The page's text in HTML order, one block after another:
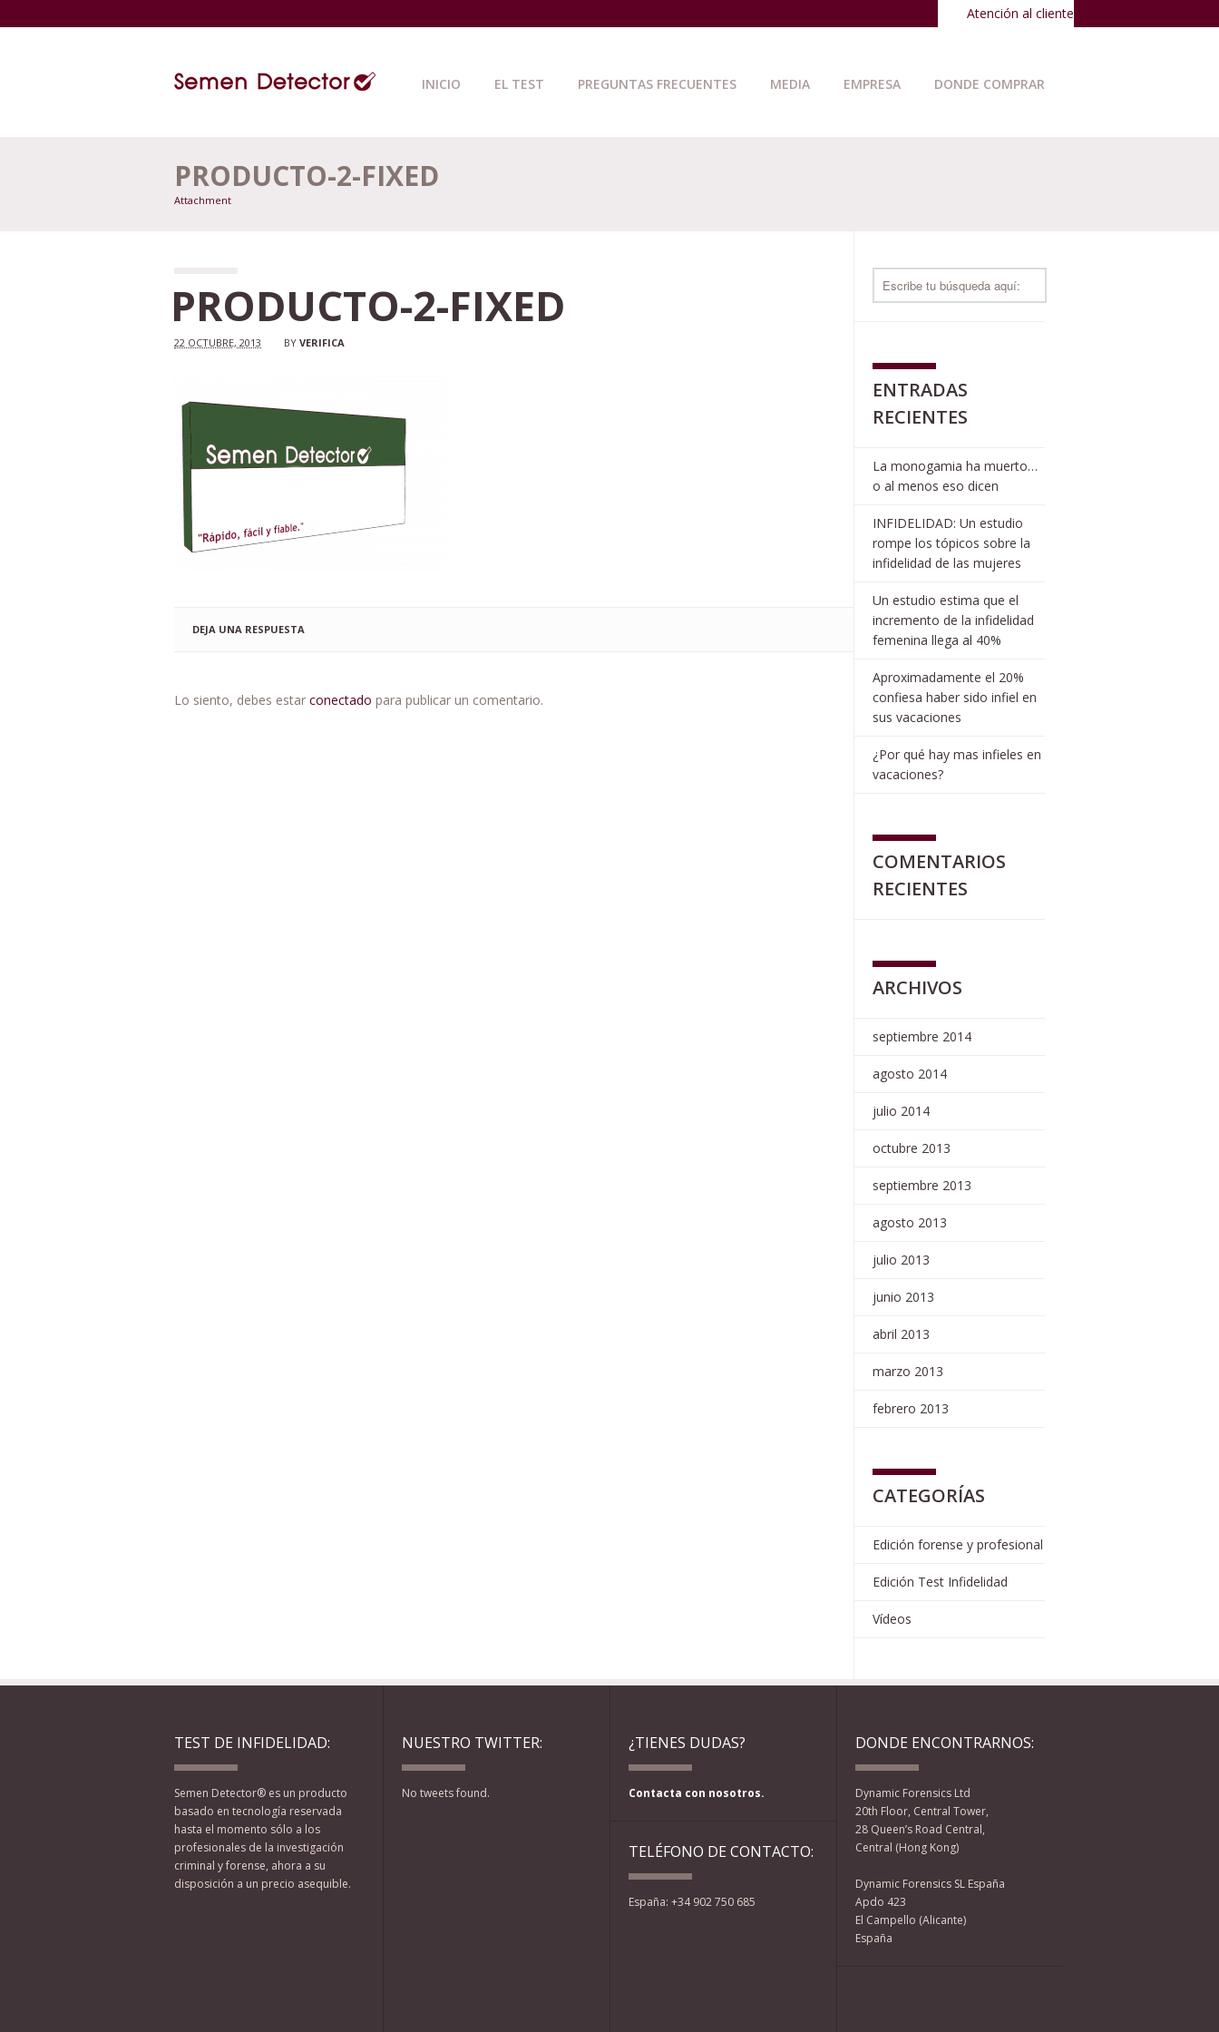
Atención al cliente
INICIO EL TEST PREGUNTAS FRECUENTES MEDIA EMPRESA DONDE COMPRAR
PRODUCTO-2-FIXED
Attachment
PRODUCTO-2-FIXED
22 OCTUBRE, 2013 BY VERIFICA
DEJA UNA RESPUESTA
Lo siento, debes estar conectado para publicar un comentario.
ENTRADAS
RECIENTES
La monogamia ha muerto…
o al menos eso dicen
INFIDELIDAD: Un estudio
rompe los tópicos sobre la
infidelidad de las mujeres
Un estudio estima que el
incremento de la infidelidad
femenina llega al 40%
Aproximadamente el 20%
confiesa haber sido infiel en
sus vacaciones
¿Por qué hay mas infieles en
vacaciones?
COMENTARIOS
RECIENTES
ARCHIVOS
septiembre 2014
agosto 2014
julio 2014
octubre 2013
septiembre 2013
agosto 2013
julio 2013
junio 2013
abril 2013
marzo 2013
febrero 2013
CATEGORÍAS
Edición forense y profesional
Edición Test Infidelidad
Vídeos
TEST DE INFIDELIDAD:
Semen Detector® es un producto
basado en tecnología reservada
hasta el momento sólo a los
profesionales de la investigación
criminal y forense, ahora a su
disposición a un precio asequible.
NUESTRO TWITTER:
No tweets found.
¿TIENES DUDAS?
Contacta con nosotros.
TELÉFONO DE CONTACTO:
España: +34 902 750 685
DONDE ENCONTRARNOS:
Dynamic Forensics Ltd
20th Floor, Central Tower,
28 Queen’s Road Central,
Central (Hong Kong)
Dynamic Forensics SL España
Apdo 423
El Campello (Alicante)
España